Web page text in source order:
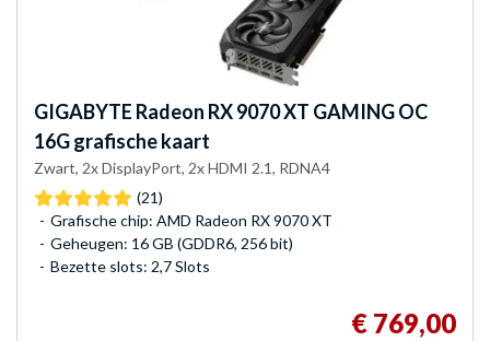
GIGABYTE Radeon RX 9070 XT GAMING OC
16G grafische kaart
Zwart, 2x DisplayPort, 2x HDMI 2.1, RDNA4
(21)
Grafische chip: AMD Radeon RX 9070 XT
Geheugen: 16 GB (GDDR6, 256 bit)
Bezette slots: 2,7 Slots
€ 769,00